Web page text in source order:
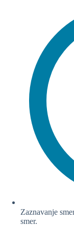
Zaznavanje
smer.